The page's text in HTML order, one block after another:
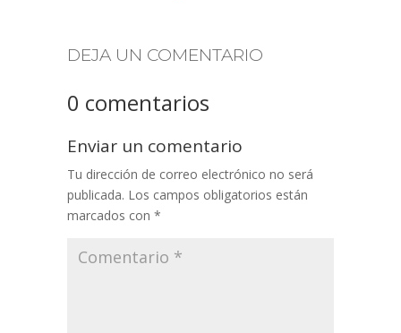
DEJA UN COMENTARIO
0 comentarios
Enviar un comentario
Tu dirección de correo electrónico no será
publicada. Los campos obligatorios están
marcados con *